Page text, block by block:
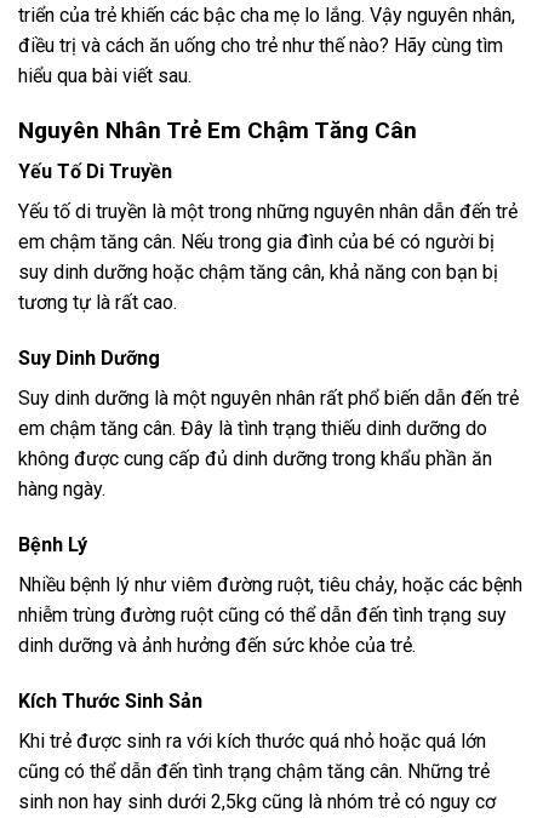
triển của trẻ khiến các bậc cha mẹ lo lắng. Vậy nguyên nhân,
điều trị và cách ăn uống cho trẻ như thế nào? Hãy cùng tìm
hiểu qua bài viết sau.
Nguyên Nhân Trẻ Em Chậm Tăng Cân
Yếu Tố Di Truyền
Yếu tố di truyền là một trong những nguyên nhân dẫn đến trẻ
em chậm tăng cân. Nếu trong gia đình của bé có người bị
suy dinh dưỡng hoặc chậm tăng cân, khả năng con bạn bị
tương tự là rất cao.
Suy Dinh Dưỡng
Suy dinh dưỡng là một nguyên nhân rất phổ biến dẫn đến trẻ
em chậm tăng cân. Đây là tình trạng thiếu dinh dưỡng do
không được cung cấp đủ dinh dưỡng trong khẩu phần ăn
hàng ngày.
Bệnh Lý
Nhiều bệnh lý như viêm đường ruột, tiêu chảy, hoặc các bệnh
nhiễm trùng đường ruột cũng có thể dẫn đến tình trạng suy
dinh dưỡng và ảnh hưởng đến sức khỏe của trẻ.
Kích Thước Sinh Sản
Khi trẻ được sinh ra với kích thước quá nhỏ hoặc quá lớn
cũng có thể dẫn đến tình trạng chậm tăng cân. Những trẻ
sinh non hay sinh dưới 2,5kg cũng là nhóm trẻ có nguy cơ